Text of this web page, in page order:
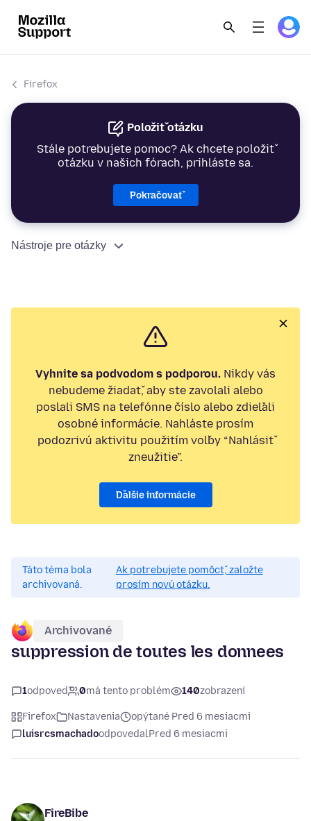
Firefox
Položiť otázku
Stále potrebujete pomoc? Ak chcete položiť
otázku v našich fórach, prihláste sa.
Pokračovať
Nástroje pre otázky
Vyhnite sa podvodom s podporou. Nikdy vás
nebudeme žiadať, aby ste zavolali alebo
poslali SMS na telefónne číslo alebo zdieľali
osobné informácie. Nahláste prosím
podozrivú aktivitu použitím voľby “Nahlásiť
zneužitie”.
Ďalšie informácie
Táto téma bola
archivovaná.
Ak potrebujete pomôcť, založte
prosím novú otázku.
Archivované
suppression de toutes les donnees
1odpoveď 0má tento problém 140zobrazení
Firefox Nastavenia
opýtané Pred 6 mesiacmi
luisrcsmachadoodpovedalPred 6 mesiacmi
FireBibe